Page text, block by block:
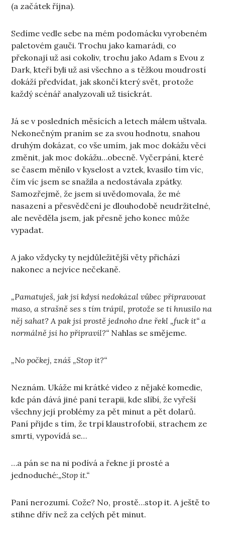
(a začátek října).
Sedíme vedle sebe na mém podomácku vyrobeném
paletovém gauči. Trochu jako kamarádi, co
překonají už asi cokoliv, trochu jako Adam s Evou z
Dark, kteří byli už asi všechno a s těžkou moudrostí
dokáží předvídat, jak skončí který svět, protože
každý scénář analyzovali už tisíckrát.
Já se v posledních měsících a letech málem uštvala.
Nekonečným praním se za svou hodnotu, snahou
druhým dokázat, co vše umím, jak moc dokážu věci
změnit, jak moc dokážu…obecně. Vyčerpání, které
se časem měnilo v kyselost a vztek, kvasilo tím víc,
čím víc jsem se snažila a nedostávala zpátky.
Samozřejmě, že jsem si uvědomovala, že mé
nasazení a přesvědčení je dlouhodobě neudržitelné,
ale nevěděla jsem, jak přesně jeho konec může
vypadat.
A jako vždycky ty nejdůležitější věty přichází
nakonec a nejvíce nečekaně.
„Pamatuješ, jak jsi kdysi nedokázal vůbec připravovat
maso, a strašně ses s tím trápil, protože se ti hnusilo na
něj sahat? A pak jsi prostě jednoho dne řekl „fuck it“ a
normálně jsi ho připravil?“ Nahlas se smějeme.
„No počkej, znáš „Stop it?“
Neznám. Ukáže mi krátké video z nějaké komedie,
kde pán dává jiné paní terapii, kde slíbí, že vyřeší
všechny její problémy za pět minut a pět dolarů.
Paní přijde s tím, že trpí klaustrofobií, strachem ze
smrti, vypovídá se…
…a pán se na ni podívá a řekne jí prosté a
jednoduché:„Stop it.“
Paní nerozumí. Cože? No, prostě…stop it. A ještě to
stihne dřív než za celých pět minut.